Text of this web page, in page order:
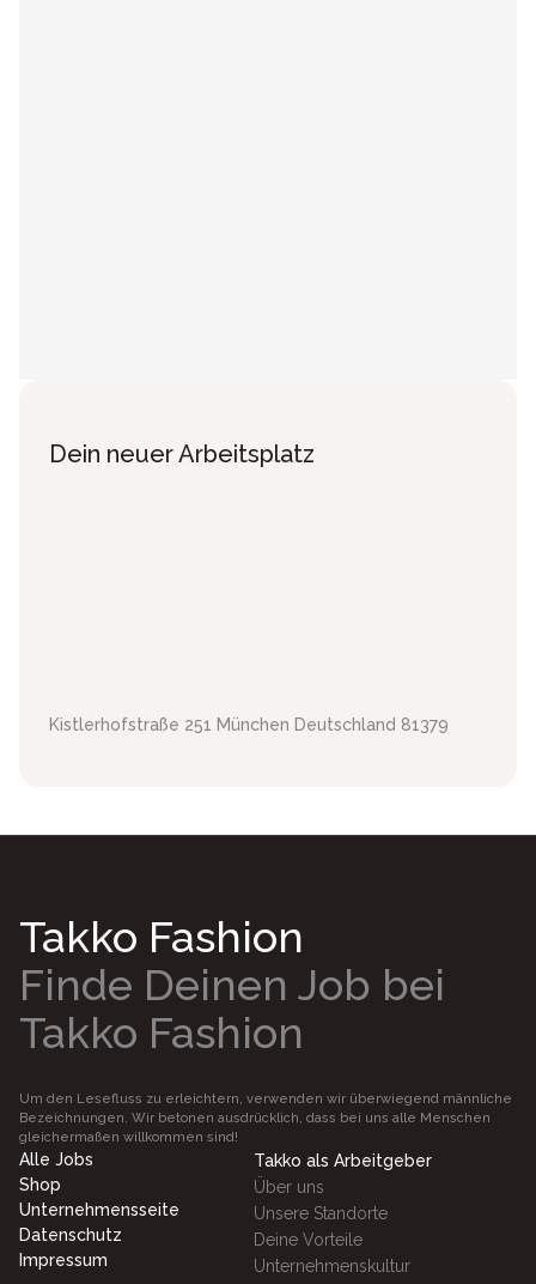
Dein neuer Arbeitsplatz
Kistlerhofstraße 251 München Deutschland 81379
Takko Fashion
Finde Deinen Job bei
Takko Fashion
Um den Lesefluss zu erleichtern, verwenden wir überwiegend männliche
Bezeichnungen. Wir betonen ausdrücklich, dass bei uns alle Menschen
gleichermaßen willkommen sind!
Alle Jobs
Shop
Unternehmensseite
Datenschutz
Impressum
Takko als Arbeitgeber
Über uns
Unsere Standorte
Deine Vorteile
Unternehmenskultur